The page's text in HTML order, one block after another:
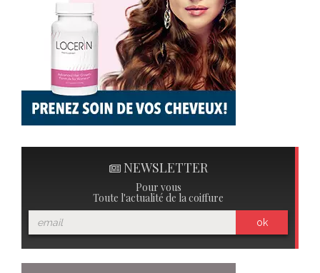
NEWSLETTER
Pour vous
Toute l'actualité de la coiffure
ok